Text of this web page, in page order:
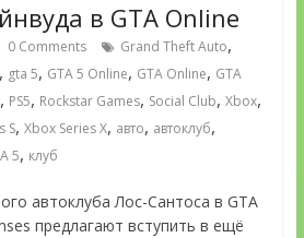
в GTA Online
0 Comments Grand Theft Auto,
, gta 5, GTA 5 Online, GTA Online, GTA
, PS5, Rockstar Games, Social Club, Xbox,
S, Xbox Series X, авто, автоклуб,
5, клуб
автоклуба Лос-Сантоса в GTA
предлагают вступить в ещё